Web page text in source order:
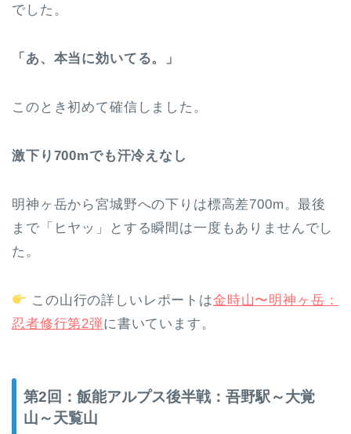
でした。
「あ、本当に効いてる。」
このとき初めて確信しました。
激下り700mでも汗冷えなし
明神ヶ岳から宮城野への下りは標高差700m。最後
まで「ヒヤッ」とする瞬間は一度もありませんでし
た。
この山行の詳しいレポートは金時山〜明神ヶ岳：
忍者修行第2弾に書いています。
第2回：飯能アルプス後半戦：吾野駅～大覚
山～天覧山